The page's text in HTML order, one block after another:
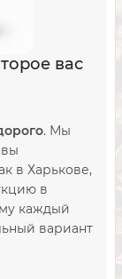
вас
. Мы
в Харькове,
в
каждый
вариант